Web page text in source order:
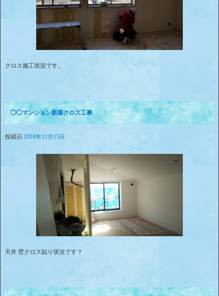
クロス施工状況です。
◯◯マンション新築クロス工事
投稿日 2018年11月15日
天井 壁クロス貼り状況です？